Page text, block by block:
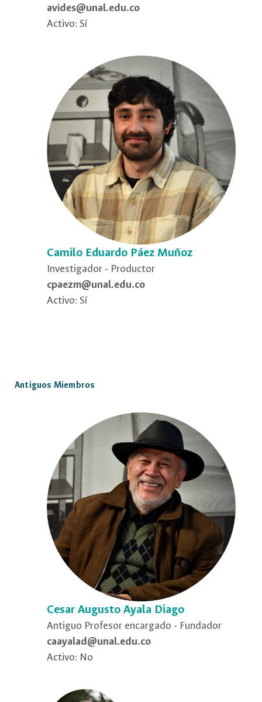
avides@unal.edu.co
Activo: Sí
Camilo Eduardo Páez Muñoz
Investigador - Productor
cpaezm@unal.edu.co
Activo: Sí
Antiguos Miembros
Cesar Augusto Ayala Diago
Antiguo Profesor encargado - Fundador
caayalad@unal.edu.co
Activo: No